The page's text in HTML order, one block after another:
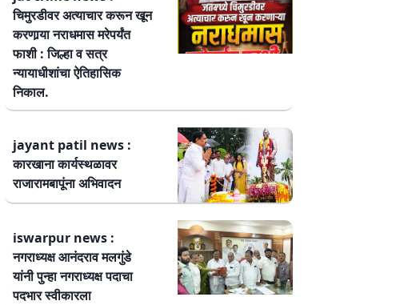
चिमुरडीवर अत्याचार करून खून
करणार्‍या नराधमास मरेपर्यंत
फाशी : जिल्हा व सत्र
न्यायाधीशांचा ऐतिहासिक
निकाल.
jayant patil news :
कारखाना कार्यस्थळावर
राजारामबापूंना अभिवादन
iswarpur news :
नगराध्यक्ष आनंदराव मलगुंडे
यांनी पुन्हा नगराध्यक्ष पदाचा
पदभार स्वीकारला